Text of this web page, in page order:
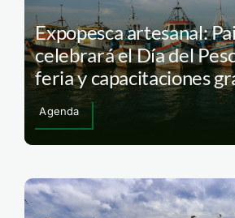
Expopesca artesanal:
celebrará el Día del
feria y capacitaciones
Agenda